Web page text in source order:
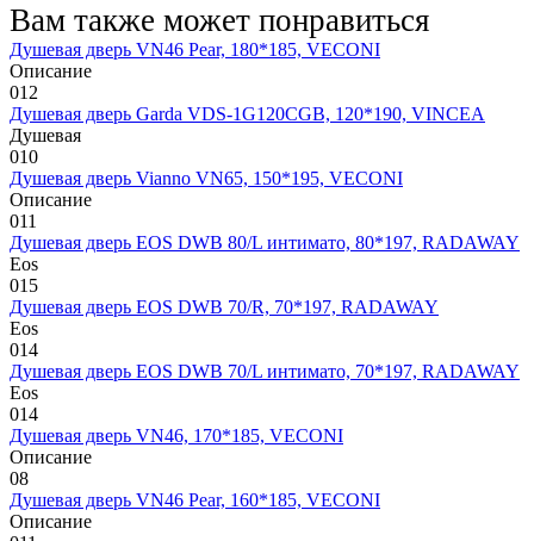
Вам также может понравиться
Душевая дверь VN46 Pear, 180*185, VECONI
Описание
012
Душевая дверь Garda VDS-1G120CGB, 120*190, VINCEA
Душевая
010
Душевая дверь Vianno VN65, 150*195, VECONI
Описание
011
Душевая дверь EOS DWB 80/L интимато, 80*197, RADAWAY
Eos
015
Душевая дверь EOS DWB 70/R, 70*197, RADAWAY
Eos
014
Душевая дверь EOS DWB 70/L интимато, 70*197, RADAWAY
Eos
014
Душевая дверь VN46, 170*185, VECONI
Описание
08
Душевая дверь VN46 Pear, 160*185, VECONI
Описание